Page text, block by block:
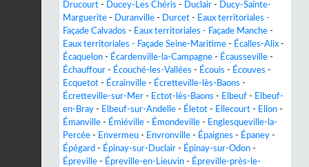
Drucourt - Ducey-Les Chéris - Duclair -
Ducy-Sainte-
Marguerite - Duranville - Durcet - Eaux territoriales -
Façade Calvados - Eaux territoriales - Façade Manche -
Eaux territoriales - Façade Seine-Maritime - Écalles-Alix -
Écaquelon - Écardenville-la-Campagne - Écausseville -
Échauffour - Écouché-les-Vallées - Écouis - Écouves -
Ecquetot - Écrainville - Écretteville-lès-Baons -
Écretteville-sur-Mer - Ectot-lès-Baons - Elbeuf - Elbeuf-
en-Bray - Elbeuf-sur-Andelle - Életot - Ellecourt - Ellon -
Émanville - Émiéville - Émondeville - Englesqueville-la-
Percée - Envermeu - Envronville - Épaignes - Épaney -
Épégard - Épinay-sur-Duclair - Épinay-sur-Odon -
Épreville - Épreville-en-Lieuvin - Épreville-près-le-